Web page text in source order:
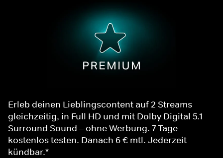
Erleb deinen Lieblingscontent auf 2 Streams
gleichzeitig, in Full HD und mit Dolby Digital 5.1
Surround Sound – ohne Werbung. 7 Tage
kostenlos testen. Danach 6 € mtl. Jederzeit
kündbar.*